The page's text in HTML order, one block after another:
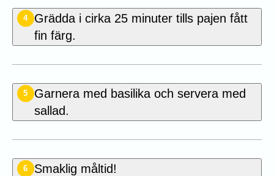
4
Grädda i cirka 25 minuter tills pajen fått
fin färg.
5
Garnera med basilika och servera med
sallad.
6 Smaklig måltid!